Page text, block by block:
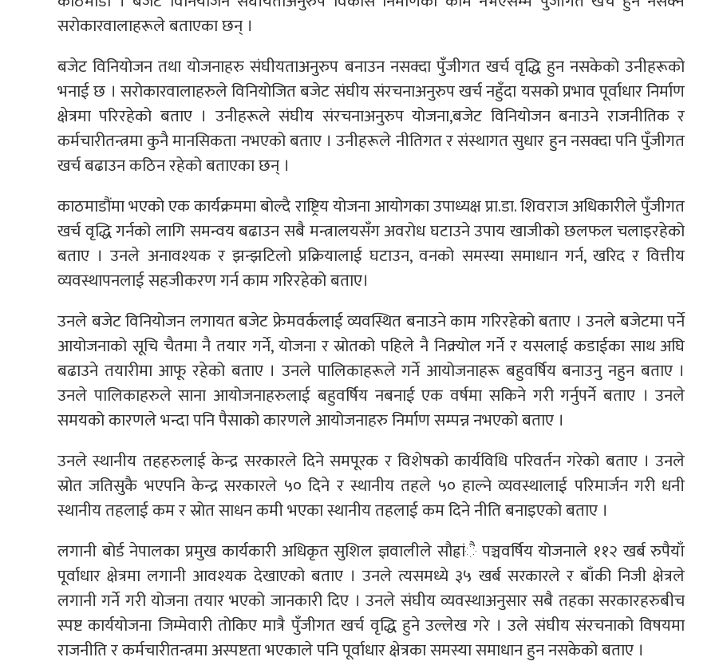
सरोकारवालाहरूले बताएका छन् ।
बजेट विनियोजन तथा योजनाहरु संघीयताअनुरुप बनाउन नसक्दा पुँजीगत खर्च वृद्धि हुन नसकेको उनीहरूको
भनाई छ । सरोकारवालाहरुले विनियोजित बजेट संघीय संरचनाअनुरुप खर्च नहुँदा यसको प्रभाव पूर्वाधार निर्माण
क्षेत्रमा परिरहेको बताए । उनीहरूले संघीय संरचनाअनुरुप योजना,बजेट विनियोजन बनाउने राजनीतिक र
कर्मचारीतन्त्रमा कुनै मानसिकता नभएको बताए । उनीहरूले नीतिगत र संस्थागत सुधार हुन नसक्दा पनि पुँजीगत
खर्च बढाउन कठिन रहेको बताएका छन् ।
काठमाडौंमा भएको एक कार्यक्रममा बोल्दै राष्ट्रिय योजना आयोगका उपाध्यक्ष प्रा.डा. शिवराज अधिकारीले पुँजीगत
खर्च वृद्धि गर्नको लागि समन्वय बढाउन सबै मन्त्रालयसँग अवरोध घटाउने उपाय खाजीको छलफल चलाइरहेको
बताए । उनले अनावश्यक र झन्झटिलो प्रक्रियालाई घटाउन, वनको समस्या समाधान गर्न, खरिद र वित्तीय
व्यवस्थापनलाई सहजीकरण गर्न काम गरिरहेको बताए।
उनले बजेट विनियोजन लगायत बजेट फ्रेमवर्कलाई व्यवस्थित बनाउने काम गरिरहेको बताए । उनले बजेटमा पर्ने
आयोजनाको सूचि चैतमा नै तयार गर्ने, योजना र स्रोतको पहिले नै निक्र्योल गर्ने र यसलाई कडाईका साथ अघि
बढाउने तयारीमा आफू रहेको बताए । उनले पालिकाहरूले गर्ने आयोजनाहरू बहुवर्षिय बनाउनु नहुन बताए ।
उनले पालिकाहरुले साना आयोजनाहरुलाई बहुवर्षिय नबनाई एक वर्षमा सकिने गरी गर्नुपर्ने बताए । उनले
समयको कारणले भन्दा पनि पैसाको कारणले आयोजनाहरु निर्माण सम्पन्न नभएको बताए ।
उनले स्थानीय तहहरुलाई केन्द्र सरकारले दिने समपूरक र विशेषको कार्यविधि परिवर्तन गरेको बताए । उनले
स्रोत जतिसुकै भएपनि केन्द्र सरकारले ५० दिने र स्थानीय तहले ५० हाल्ने व्यवस्थालाई परिमार्जन गरी धनी
स्थानीय तहलाई कम र स्रोत साधन कमी भएका स्थानीय तहलाई कम दिने नीति बनाइएको बताए ।
लगानी बोर्ड नेपालका प्रमुख कार्यकारी अधिकृत सुशिल ज्ञवालीले सौह्रांै पञ्चवर्षिय योजनाले ११२ खर्ब रुपैयाँ
पूर्वाधार क्षेत्रमा लगानी आवश्यक देखाएको बताए । उनले त्यसमध्ये ३५ खर्ब सरकारले र बाँकी निजी क्षेत्रले
लगानी गर्ने गरी योजना तयार भएको जानकारी दिए । उनले संघीय व्यवस्थाअनुसार सबै तहका सरकारहरुबीच
स्पष्ट कार्ययोजना जिम्मेवारी तोकिए मात्रै पुँजीगत खर्च वृद्धि हुने उल्लेख गरे । उले संघीय संरचनाको विषयमा
राजनीति र कर्मचारीतन्त्रमा अस्पष्टता भएकाले पनि पूर्वाधार क्षेत्रका समस्या समाधान हुन नसकेको बताए ।